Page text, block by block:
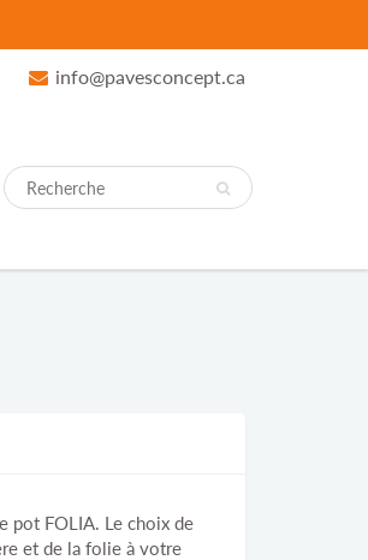
info@pavesconcept.ca
pot FOLIA. Le choix de
et de la folie à votre